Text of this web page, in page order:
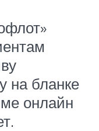
на бланке
онлайн